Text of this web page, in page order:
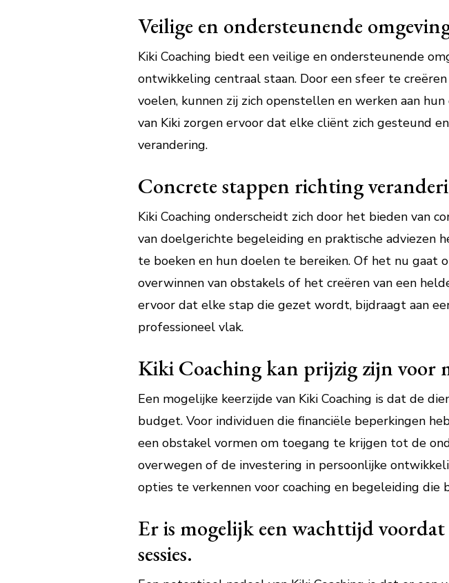
Veilige en ondersteunende
Kiki Coaching biedt een veilige en ondersteunende
ontwikkeling centraal staan. Door een sfeer te
voelen, kunnen zij zich openstellen en werken aan
van Kiki zorgen ervoor dat elke cliënt zich gesteund
verandering.
Concrete stappen richting
Kiki Coaching onderscheidt zich door het bieden van
van doelgerichte begeleiding en praktische adviezen
te boeken en hun doelen te bereiken. Of het nu gaat
overwinnen van obstakels of het creëren van een
ervoor dat elke stap die gezet wordt, bijdraagt aan
professioneel vlak.
Kiki Coaching kan prijzig zijn voor
Een mogelijke keerzijde van Kiki Coaching is dat de
budget. Voor individuen die financiële beperkingen
een obstakel vormen om toegang te krijgen tot de
overwegen of de investering in persoonlijke
opties te verkennen voor coaching en begeleiding
Er is mogelijk een wachttijd
sessies.